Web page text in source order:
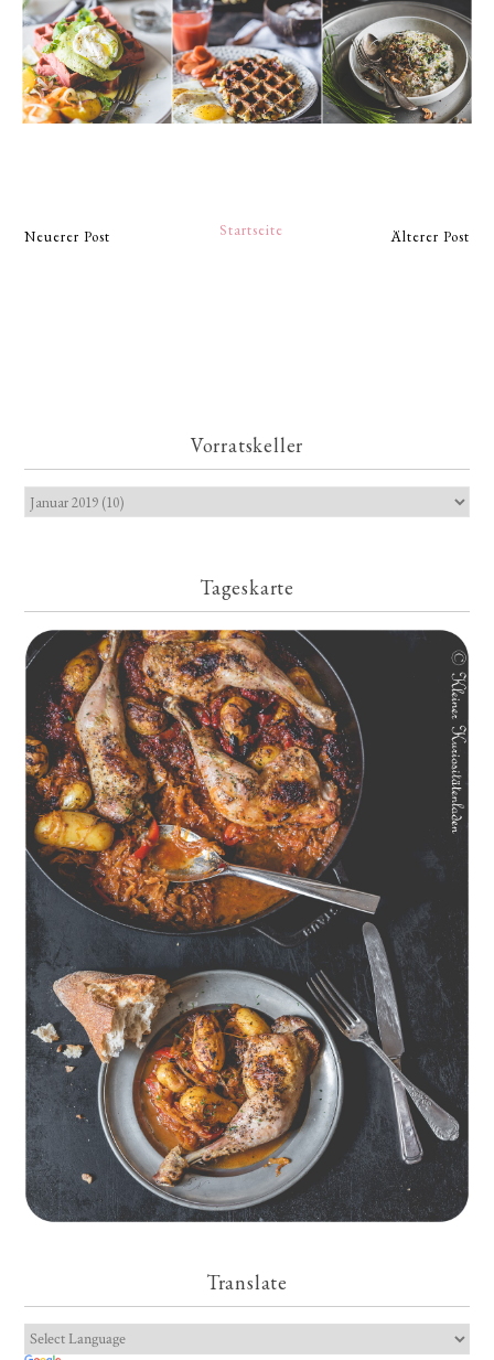
Neuerer Post Älterer Post
Startseite
Vorratskeller
Tageskarte
Geschmorte Hähnchenschenkel auf Paprikakraut und kleinen
Kartoffeln
Translate